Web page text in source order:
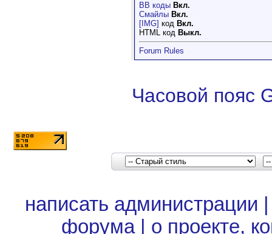
BB коды Вкл.
Смайлы Вкл.
[IMG] код Вкл.
HTML код Выкл.
Forum Rules
Часовой пояс
написать администрации
форума| о проекте,